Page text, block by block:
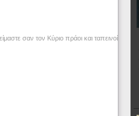
σαν τον Κύριο πράοι και ταπεινοί